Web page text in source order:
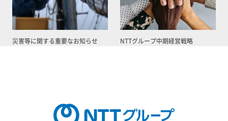
災害等に関する重要なお知らせ NTTグループ中期経営戦略